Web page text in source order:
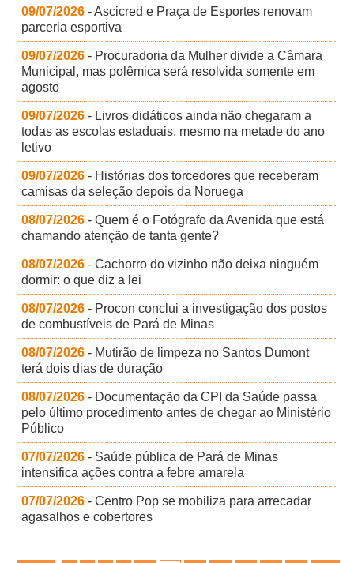
09/07/2026 - Ascicred e Praça de Esportes renovam
parceria esportiva
09/07/2026 - Procuradoria da Mulher divide a Câmara
Municipal, mas polêmica será resolvida somente em
agosto
09/07/2026 - Livros didáticos ainda não chegaram a
todas as escolas estaduais, mesmo na metade do ano
letivo
09/07/2026 - Histórias dos torcedores que receberam
camisas da seleção depois da Noruega
08/07/2026 - Quem é o Fotógrafo da Avenida que está
chamando atenção de tanta gente?
08/07/2026 - Cachorro do vizinho não deixa ninguém
dormir: o que diz a lei
08/07/2026 - Procon conclui a investigação dos postos
de combustíveis de Pará de Minas
08/07/2026 - Mutirão de limpeza no Santos Dumont
terá dois dias de duração
08/07/2026 - Documentação da CPI da Saúde passa
pelo último procedimento antes de chegar ao Ministério
Público
07/07/2026 - Saúde pública de Pará de Minas
intensifica ações contra a febre amarela
07/07/2026 - Centro Pop se mobiliza para arrecadar
agasalhos e cobertores